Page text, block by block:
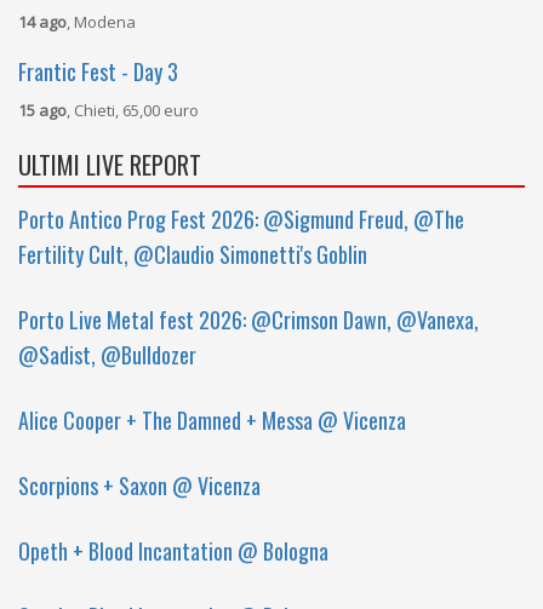
14 ago, Modena
Frantic Fest - Day 3
15 ago, Chieti, 65,00 euro
ULTIMI LIVE REPORT
Porto Antico Prog Fest 2026: @Sigmund Freud, @The
Fertility Cult, @Claudio Simonetti's Goblin
Porto Live Metal fest 2026: @Crimson Dawn, @Vanexa,
@Sadist, @Bulldozer
Alice Cooper + The Damned + Messa @ Vicenza
Scorpions + Saxon @ Vicenza
Opeth + Blood Incantation @ Bologna